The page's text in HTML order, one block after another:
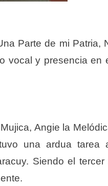
Parte de mi Patria,
vocal y presencia en
Angie la
una ardua tarea
Siendo el tercer